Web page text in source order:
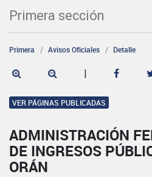
Primera sección
Primera Avisos Oficiales Detalle
|
VER PÁGINAS PUBLICADAS
ADMINISTRACIÓN
DE INGRESOS
ORÁN